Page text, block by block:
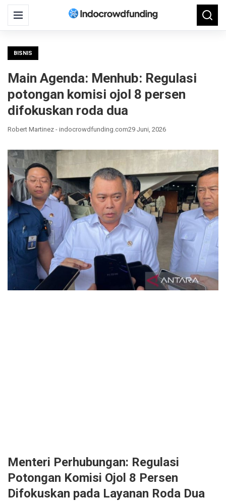
Menu
Search
for:
BISNIS
Main Agenda: Menhub: Regulasi
potongan komisi ojol 8 persen
difokuskan roda dua
Robert Martinez - indocrowdfunding.com29 Juni, 2026
Menteri Perhubungan: Regulasi
Potongan Komisi Ojol 8 Persen
Difokuskan pada Layanan Roda Dua